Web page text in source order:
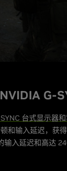
NVIDIA G-
台式显示器
和输入延迟，获
输入延迟和高达